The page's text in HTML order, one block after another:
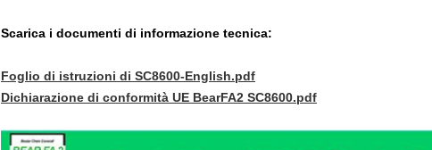
Scarica i documenti di informazione tecnica:
Foglio di istruzioni di SC8600-English.pdf
Dichiarazione di conformità UE BearFA2 SC8600.pdf